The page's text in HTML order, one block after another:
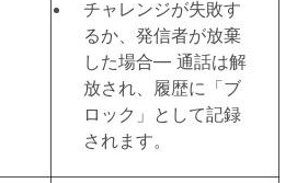
チャレンジが失敗す
るか、発信者が放棄
した場合— 通話は解
放され、履歴に「ブ
ロック」として記録
されます。